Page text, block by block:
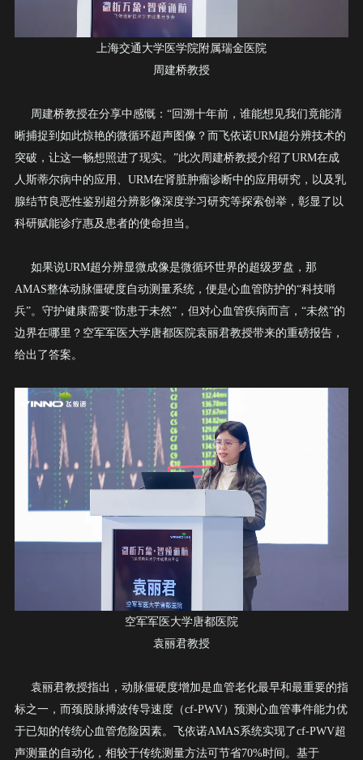
上海交通大学医学院附属瑞金医院
周建桥教授
周建桥教授在分享中感慨： “回溯十年前，谁能想见我们竟能清
晰捕捉到如此惊艳的微循环超声图像？而飞依诺URM超分辨技术的
突破，让这一畅想照进了现实。”此次周建桥教授介绍了URM在成
人斯蒂尔病中的应用、 URM在肾脏肿瘤诊断中的应用研究，以及乳
腺结节良恶性鉴别超分辨影像深度学习研究等探索创举，彰显了以
科研赋能诊疗惠及患者的使命担当。
如果说URM超分辨显微成像是微循环世界的超级罗盘，那
AMAS整体动脉僵硬度自动测量系统，便是心血管防护的“科技哨
兵”。守护健康需要“防患于未然”，但对心血管疾病而言，“未然”的
边界在哪里？空军军医大学唐都医院袁丽君教授带来的重磅报告，
给出了答案。
空军军医大学唐都医院
袁丽君教授
袁丽君教授指出，动脉僵硬度增加是血管老化最早和最重要的指
标之一，而颈股脉搏波传导速度（cf-PWV）预测心血管事件能力优
于已知的传统心血管危险因素。飞依诺AMAS系统实现了cf-PWV超
声测量的自动化，相较于传统测量方法可节省70%时间。基于